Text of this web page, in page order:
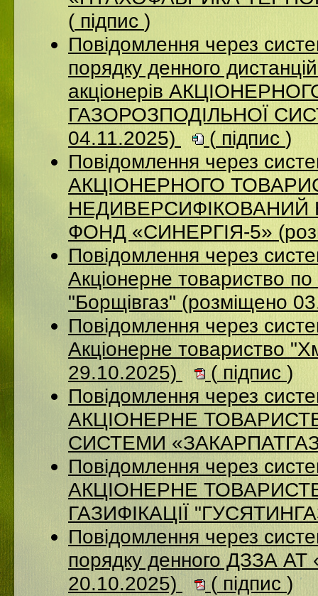
( підпис )
Повідомлення через
порядку денного
акціонерів
ГАЗОРОЗПОДІЛЬНОЇ
04.11.2025)
( підпис )
Повідомлення через
АКЦІОНЕРНОГО
НЕДИВЕРСИФІКОВАНИЙ
ФОНД «СИНЕРГІЯ-5»
Повідомлення через
Акцiонерне товариство по
"Борщiвгаз" (розміщено
Повідомлення через
Акціонерне товариство
29.10.2025)
( підпис )
Повідомлення через
АКЦІОНЕРНЕ
СИСТЕМИ
Повідомлення через
АКЦІОНЕРНЕ
ГАЗИФІКАЦІЇ
Повідомлення через
порядку денного ДЗЗА АТ
20.10.2025)
( підпис )